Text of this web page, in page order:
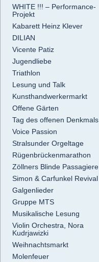
WHITE !!! – Performance-
Projekt
Kabarett Heinz Klever
DILIAN
Vicente Patiz
Jugendliebe
Triathlon
Lesung und Talk
Kunsthandwerkermarkt
Offene Gärten
Tag des offenen Denkmals
Voice Passion
Stralsunder Orgeltage
Rügenbrückenmarathon
Zöllners Blinde Passagiere
Simon & Carfunkel Revival
Galgenlieder
Gruppe MTS
Musikalische Lesung
Violin Orchestra, Nora
Kudrjawizki
Weihnachtsmarkt
Molenfeuer